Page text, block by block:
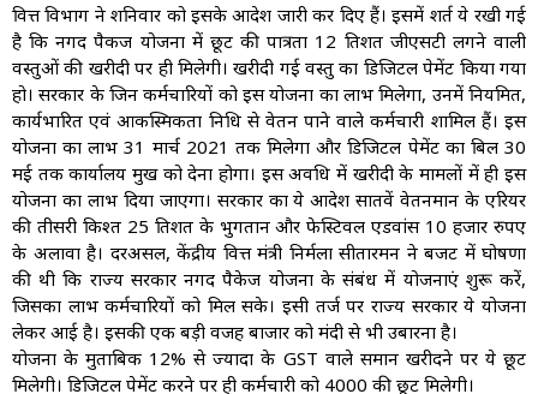
वित्त विभाग ने शनिवार को इसके आदेश जारी कर दिए हैं। इसमें शर्त ये रखी गई
है कि नगद पैकज योजना में छूट की पात्रता 12 प्रतिशत जीएसटी लगने वाली
वस्तुओं की खरीदी पर ही मिलेगी। खरीदी गई वस्तु का डिजिटल पेमेंट किया गया
हो। सरकार के जिन कर्मचारियों को इस योजना का लाभ मिलेगा, उनमें नियमित,
कार्यभारित एवं आकस्मिकता निधि से वेतन पाने वाले कर्मचारी शामिल हैं। इस
योजना का लाभ 31 मार्च 2021 तक मिलेगा और डिजिटल पेमेंट का बिल 30
मई तक कार्यालय प्रमुख को देना होगा। इस अवधि में खरीदी के मामलों में ही इस
योजना का लाभ दिया जाएगा। सरकार का ये आदेश सातवें वेतनमान के एरियर
की तीसरी किश्त 25 प्रतिशत के भुगतान और फेस्टिवल एडवांस 10 हजार रुपए
के अलावा है। दरअसल, केंद्रीय वित्त मंत्री निर्मला सीतारमन ने बजट में घोषणा
की थी कि राज्य सरकार नगद पैकेज योजना के संबंध में योजनाएं शुरू करें,
जिसका लाभ कर्मचारियों को मिल सके। इसी तर्ज पर राज्य सरकार ये योजना
लेकर आई है। इसकी एक बड़ी वजह बाजार को मंदी से भी उबारना है।
योजना के मुताबिक 12% से ज्यादा के GST वाले समान खरीदने पर ये छूट
मिलेगी। डिजिटल पेमेंट करने पर ही कर्मचारी को 4000 की छूट मिलेगी।